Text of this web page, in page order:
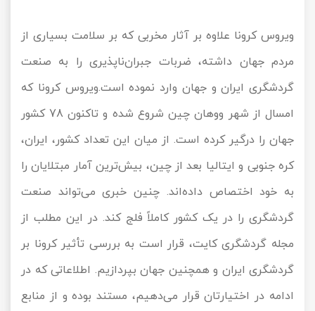
ویروس کرونا علاوه بر آثار مخربی که بر سلامت بسیاری از
مردم جهان داشته، ضربات جبران‌ناپذیری را به صنعت
گردشگری ایران و جهان وارد نموده است.ویروس کرونا که
امسال از شهر ووهان چین شروع شده و تاکنون 78 کشور
جهان را درگیر کرده است. از میان این تعداد کشور، ایران،
کره جنوبی و ایتالیا بعد از چین، بیش‌ترین آمار مبتلایان را
به خود اختصاص داده‌اند. چنین خبری می‌تواند صنعت
گردشگری را در یک کشور کاملاً فلج کند. در این مطلب از
مجله گردشگری کایت، قرار است به بررسی تأثیر کرونا بر
گردشگری ایران و همچنین جهان بپردازیم. اطلاعاتی که در
ادامه در اختیارتان قرار می‌دهیم، مستند بوده و از منابع
تور ماسوله
تور مرداب سراوان
تور سوباتان
تور چابهار
تور کاشان